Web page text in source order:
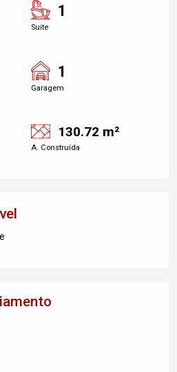
1
Suite
1
Garagem
130.72 m²
A. Construída